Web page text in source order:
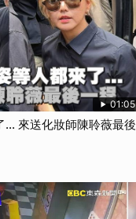
01:05
來送化妝師陳聆薇最後